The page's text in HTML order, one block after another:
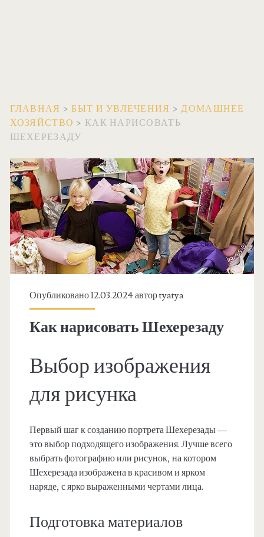
ГЛАВНАЯ >БЫТ И УВЛЕЧЕНИЯ >ДОМАШНЕЕ
ХОЗЯЙСТВО > КАК НАРИСОВАТЬ
ШЕХЕРЕЗАДУ
Опубликовано 12.03.2024 авторtyatya
Как нарисовать Шехерезаду
Выбор изображения
для рисунка
Первый шаг к созданию портрета Шехерезады —
это выбор подходящего изображения. Лучше всего
выбрать фотографию или рисунок, на котором
Шехерезада изображена в красивом и ярком
наряде, с ярко выраженными чертами лица.
Подготовка материалов